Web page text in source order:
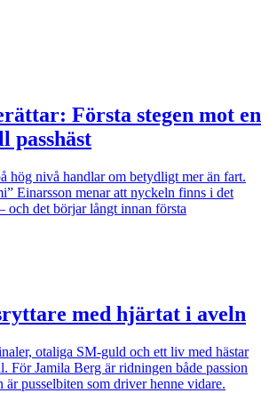
Första stegen mot en
passhäst
hög nivå handlar om betydligt mer än fart.
Einarsson menar att nyckeln finns i det
och det börjar långt innan första
med hjärtat i aveln
otaliga SM-guld och ett liv med hästar
För Jamila Berg är ridningen både passion
pusselbiten som driver henne vidare.